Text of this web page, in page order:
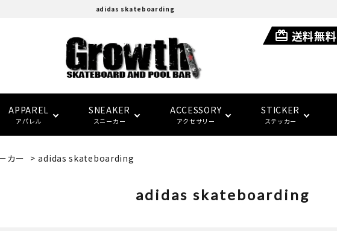
adidas skateboarding
card_giftcard 送料無料
(エフティーシー)
APPAREL
アパレル
SNEAKER
スニーカー
ACCESSORY
アクセサリー
STICKER
ステッカー
カー > adidas skateboarding
adidas skateboarding